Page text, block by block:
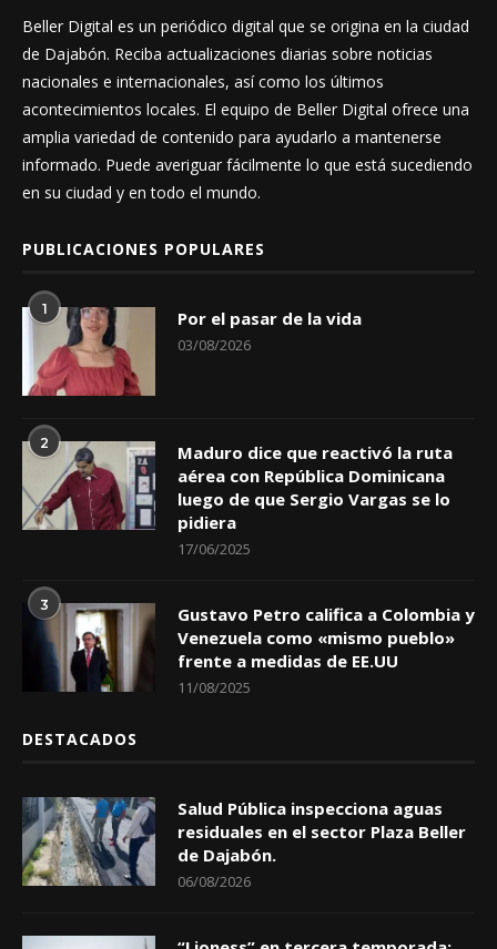
Beller Digital es un periódico digital que se origina en la ciudad
de Dajabón. Reciba actualizaciones diarias sobre noticias
nacionales e internacionales, así como los últimos
acontecimientos locales. El equipo de Beller Digital ofrece una
amplia variedad de contenido para ayudarlo a mantenerse
informado. Puede averiguar fácilmente lo que está sucediendo
en su ciudad y en todo el mundo.
PUBLICACIONES POPULARES
1 Por el pasar de la vida
03/08/2026
2
Maduro dice que reactivó la ruta
aérea con República Dominicana
luego de que Sergio Vargas se lo
pidiera
17/06/2025
3
Gustavo Petro califica a Colombia y
Venezuela como «mismo pueblo»
frente a medidas de EE.UU
11/08/2025
DESTACADOS
Salud Pública inspecciona aguas
residuales en el sector Plaza Beller
de Dajabón.
06/08/2026